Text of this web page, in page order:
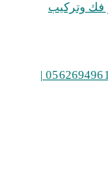
| افضل نجار فك وتركيب
فني تركيب غرف نوم بالمدينة المنورة | 0562694961 |